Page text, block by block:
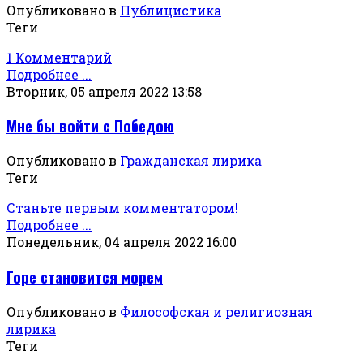
Опубликовано в Публицистика
Теги
1 Комментарий
Подробнее ...
Вторник, 05 апреля 2022 13:58
Мне бы войти с Победою
Опубликовано в Гражданская лирика
Теги
Станьте первым комментатором!
Подробнее ...
Понедельник, 04 апреля 2022 16:00
Горе становится морем
Опубликовано в Философская и религиозная
лирика
Теги